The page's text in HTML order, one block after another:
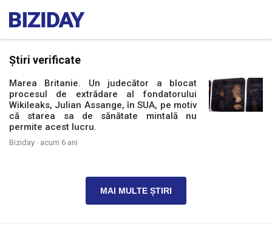
Știri verificate
Marea Britanie. Un judecător a blocat
procesul de extrădare al fondatorului
Wikileaks, Julian Assange, în SUA, pe motiv
că starea sa de sănătate mintală nu
permite acest lucru.
Biziday · acum 6 ani
MAI MULTE ȘTIRI